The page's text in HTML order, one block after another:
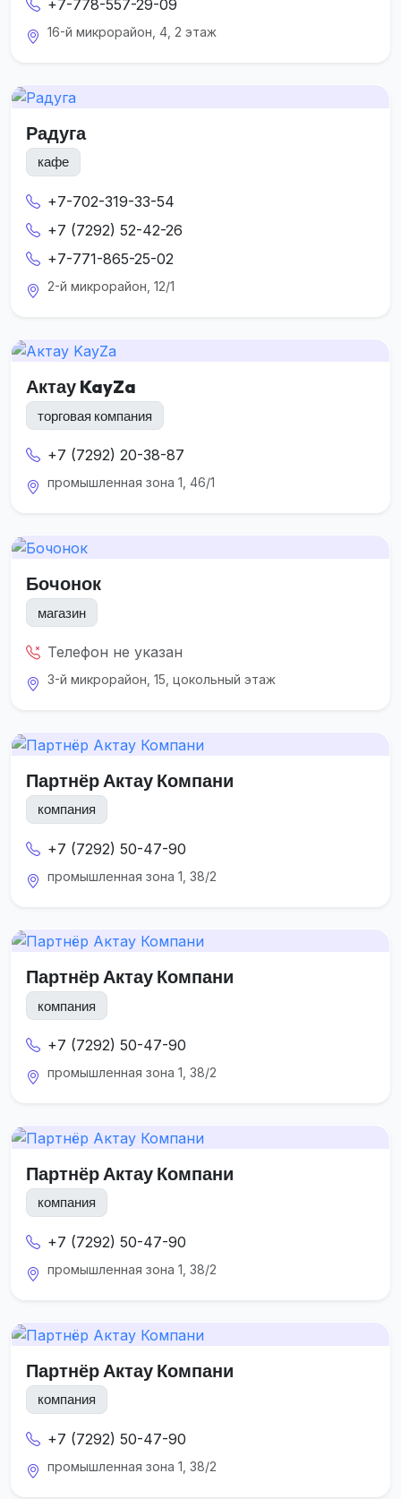
+7-778-557-29-09
16-й микрорайон, 4, 2 этаж
Радуга
кафе
+7-702-319-33-54
+7 (7292) 52-42-26
+7-771-865-25-02
2-й микрорайон, 12/1
Актау KayZa
торговая компания
+7 (7292) 20-38-87
промышленная зона 1, 46/1
Бочонок
магазин
Телефон не указан
3-й микрорайон, 15, цокольный этаж
Партнёр Актау Компани
компания
+7 (7292) 50-47-90
промышленная зона 1, 38/2
Партнёр Актау Компани
компания
+7 (7292) 50-47-90
промышленная зона 1, 38/2
Партнёр Актау Компани
компания
+7 (7292) 50-47-90
промышленная зона 1, 38/2
Партнёр Актау Компани
компания
+7 (7292) 50-47-90
промышленная зона 1, 38/2